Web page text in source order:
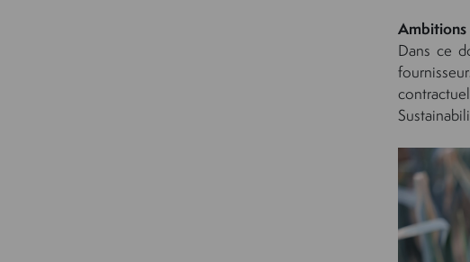
Ambitions
Dans ce